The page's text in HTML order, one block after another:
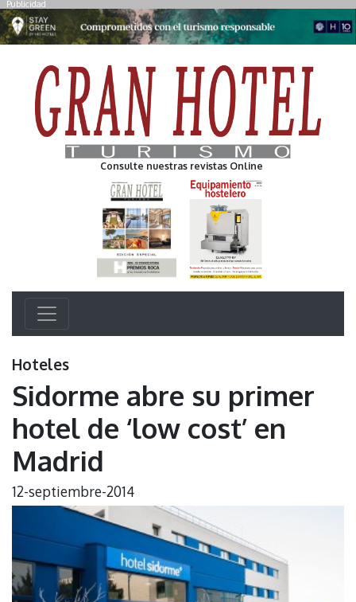
Publicidad
Consulte nuestras revistas Online
Hoteles
Sidorme abre su primer
hotel de ‘low cost’ en
Madrid
12-septiembre-2014